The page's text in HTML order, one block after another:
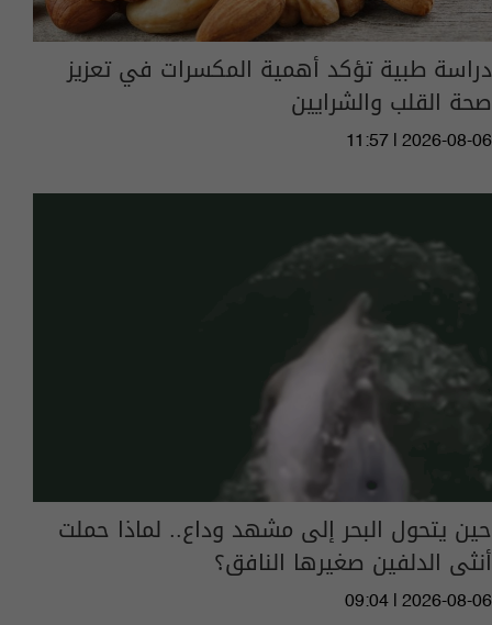
دراسة طبية تؤكد أهمية المكسرات في تعزيز
صحة القلب والشرايين
11:57 | 2026-08-06
حين يتحول البحر إلى مشهد وداع.. لماذا حملت
أنثى الدلفين صغيرها النافق؟
09:04 | 2026-08-06